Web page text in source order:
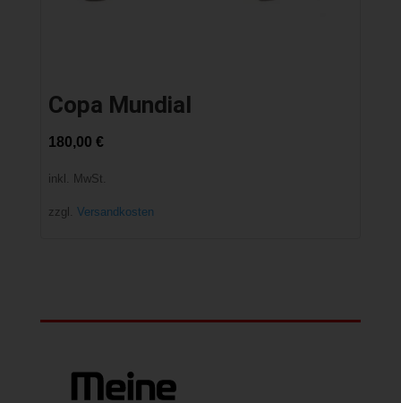
Copa Mundial
180,00 €
inkl. MwSt.
zzgl. Versandkosten